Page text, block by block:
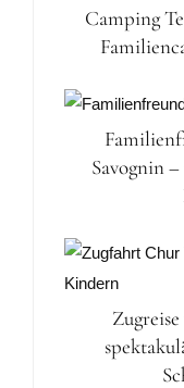
Camping
Savognin